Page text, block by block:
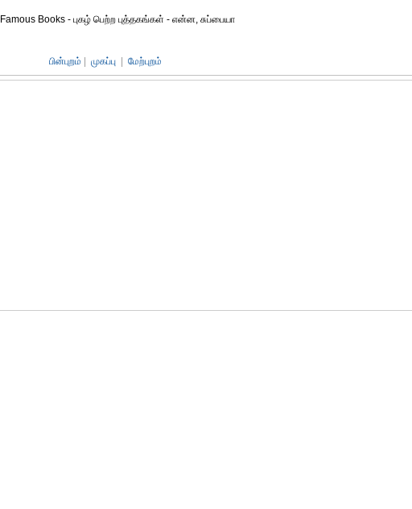
Books - புகழ் பெற்ற புத்தகங்கள் - என்ன, சுப்பையா
பின்புறம் முகப்பு மேற்புறம்